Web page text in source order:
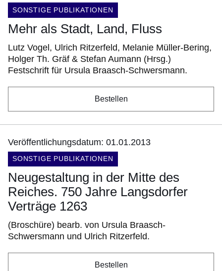
:8
Ergebnisse:
DOKUMENTENART:
SONSTIGE PUBLIKATIONEN
Mehr als Stadt, Land, Fluss
Lutz Vogel, Ulrich Ritzerfeld, Melanie Müller-Bering,
Holger Th. Gräf & Stefan Aumann (Hrsg.)
Festschrift für Ursula Braasch-Schwersmann.
Bestellen
Veröffentlichungsdatum: 01.01.2013
DOKUMENTENART:
SONSTIGE PUBLIKATIONEN
Neugestaltung in der Mitte des
Reiches. 750 Jahre Langsdorfer
Verträge 1263
(Broschüre) bearb. von Ursula Braasch-
Schwersmann und Ulrich Ritzerfeld.
Bestellen